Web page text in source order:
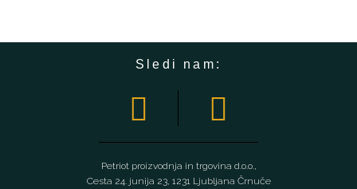
Sledi nam:
Petriot proizvodnja in trgovina d.o.o.,
Cesta 24. junija 23, 1231 Ljubljana Črnuče